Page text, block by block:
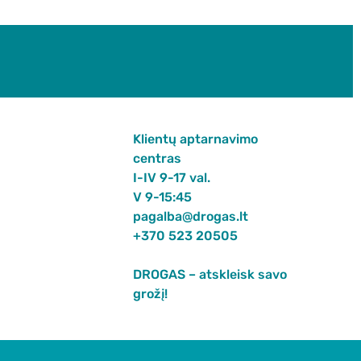
Klientų aptarnavimo
centras
I-IV 9-17 val.
V 9-15:45
pagalba@drogas.lt
+370 523 20505
DROGAS – atskleisk savo
grožį!